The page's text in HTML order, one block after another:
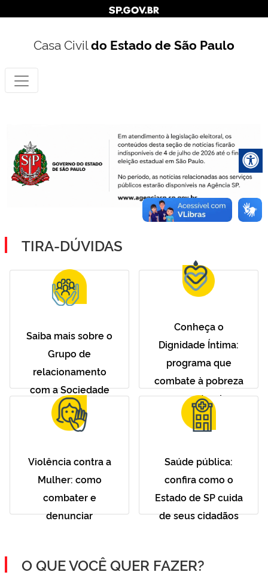
Casa Civildo Estado de São Paulo
TIRA-DÚVIDAS
Saiba mais sobre o
Grupo de
relacionamento
com a Sociedade
Conheça o
Dignidade Íntima:
programa que
combate à pobreza
menstrual
Violência contra a
Mulher: como
combater e
denunciar
Saúde pública:
confira como o
Estado de SP cuida
de seus cidadãos
O QUE VOCÊ QUER FAZER?